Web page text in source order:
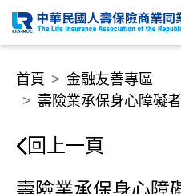
壽險業承保身
首頁
金融友善專區
壽險業承保身心障礙
回上一頁
壽險業承保身心障